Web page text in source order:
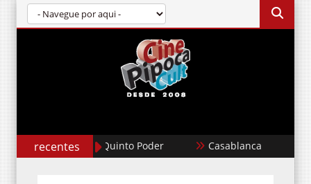
recentes Casablanca Um Filme